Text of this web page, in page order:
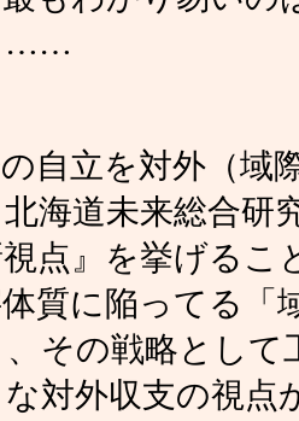
……
自立を対外（域
海道未来総合研
点』を挙げるこ
質に陥ってる「
その戦略として
対外収支の視点